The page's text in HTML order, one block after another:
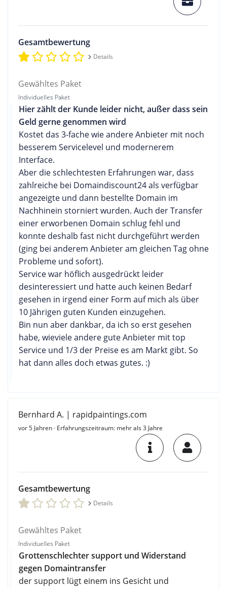
Gesamtbewertung
Details
Gewähltes Paket
Individuelles Paket
Hier zählt der Kunde leider nicht, außer dass sein
Geld gerne genommen wird
Kostet das 3-fache wie andere Anbieter mit noch
besserem Servicelevel und modernerem
Interface.
Aber die schlechtesten Erfahrungen war, dass
zahlreiche bei Domaindiscount24 als verfügbar
angezeigte und dann bestellte Domain im
Nachhinein storniert wurden. Auch der Transfer
einer erworbenen Domain schlug fehl und
konnte deshalb fast nicht durchgeführt werden
(ging bei anderem Anbieter am gleichen Tag ohne
Probleme und sofort).
Service war höflich ausgedrückt leider
desinteressiert und hatte auch keinen Bedarf
gesehen in irgend einer Form auf mich als über
10 Jährigen guten Kunden einzugehen.
Bin nun aber dankbar, da ich so erst gesehen
habe, wieviele andere gute Anbieter mit top
Service und 1/3 der Preise es am Markt gibt. So
hat dann alles doch etwas gutes. :)
Bernhard A. | rapidpaintings.com
vor 5 Jahren · Erfahrungszeitraum: mehr als 3 Jahre
Gesamtbewertung
Details
Gewähltes Paket
Individuelles Paket
Grottenschlechter support und Widerstand
gegen Domaintransfer
der support lügt einem ins Gesicht und